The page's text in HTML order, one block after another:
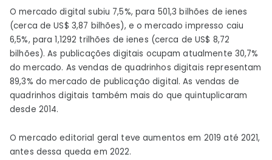
O mercado digital subiu 7,5%, para 501,3 bilhões de ienes
(cerca de US$ 3,87 bilhões), e o mercado impresso caiu
6,5%, para 1,1292 trilhões de ienes (cerca de US$ 8,72
bilhões). As publicações digitais ocupam atualmente 30,7%
do mercado. As vendas de quadrinhos digitais representam
89,3% do mercado de publicação digital. As vendas de
quadrinhos digitais também mais do que quintuplicaram
desde 2014.
O mercado editorial geral teve aumentos em 2019 até 2021,
antes dessa queda em 2022.